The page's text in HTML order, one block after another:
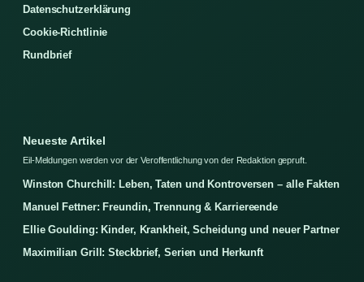
Datenschutzerklärung
Cookie-Richtlinie
Rundbrief
Neueste Artikel
Eil-Meldungen werden vor der Veroffentlichung von der Redaktion gepruft.
Winston Churchill: Leben, Taten und Kontroversen – alle Fakten
Manuel Fettner: Freundin, Trennung & Karriereende
Ellie Goulding: Kinder, Krankheit, Scheidung und neuer Partner
Maximilian Grill: Steckbrief, Serien und Herkunft